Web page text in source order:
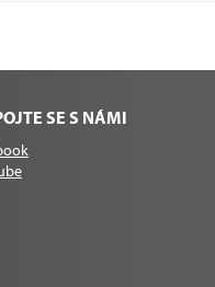
SE S NÁMI